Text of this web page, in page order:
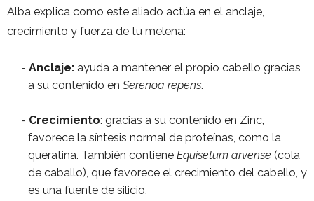
Alba explica como este aliado actúa en el anclaje,
crecimiento y fuerza de tu melena:
Anclaje: ayuda a mantener el propio cabello gracias
a su contenido en Serenoa repens.
Crecimiento: gracias a su contenido en Zinc,
favorece la síntesis normal de proteínas, como la
queratina. También contiene Equisetum arvense (cola
de caballo), que favorece el crecimiento del cabello, y
es una fuente de silicio.